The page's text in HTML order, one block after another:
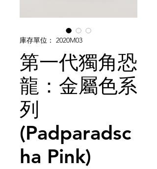
庫存單位： 2020M03
第一代獨角恐
龍：金屬色系
列
(Padparadsc
ha Pink)